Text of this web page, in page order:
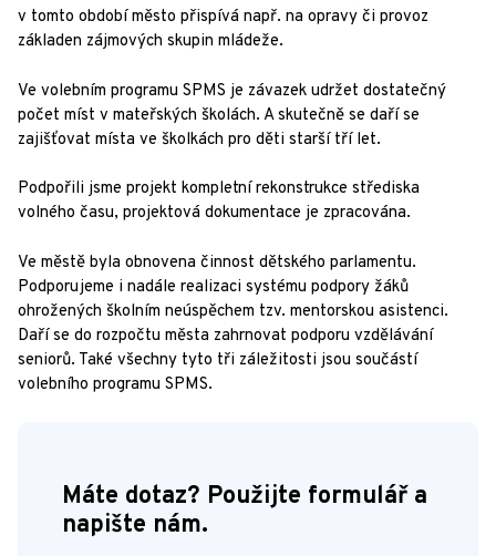
v tomto období město přispívá např. na opravy či provoz
základen zájmových skupin mládeže.
Ve volebním programu SPMS je závazek udržet dostatečný
počet míst v mateřských školách. A skutečně se daří se
zajišťovat místa ve školkách pro děti starší tří let.
Podpořili jsme projekt kompletní rekonstrukce střediska
volného času, projektová dokumentace je zpracována.
Ve městě byla obnovena činnost dětského parlamentu.
Podporujeme i nadále realizaci systému podpory žáků
ohrožených školním neúspěchem tzv. mentorskou asistenci.
Daří se do rozpočtu města zahrnovat podporu vzdělávání
seniorů. Také všechny tyto tři záležitosti jsou součástí
volebního programu SPMS.
Máte dotaz? Použijte formulář a
napište nám.